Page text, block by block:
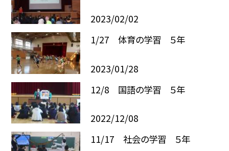
2023/02/02
1/27 体育の学習 ５年
2023/01/28
12/8 国語の学習 ５年
2022/12/08
11/17 社会の学習 ５年